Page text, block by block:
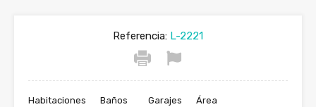
Referencia: L-2221
Habitaciones Baños Garajes Área